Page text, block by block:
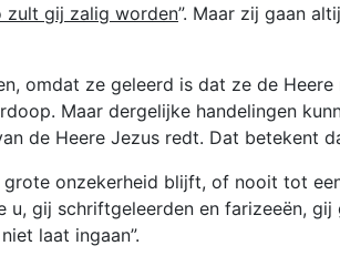
zult gij zalig worden”. Maar zij gaan
omdat ze geleerd is dat ze de
Maar dergelijke handelingen
de Heere Jezus redt. Dat betekent
onzekerheid blijft, of nooit tot
u, gij schriftgeleerden en farizeeën,
laat ingaan”.